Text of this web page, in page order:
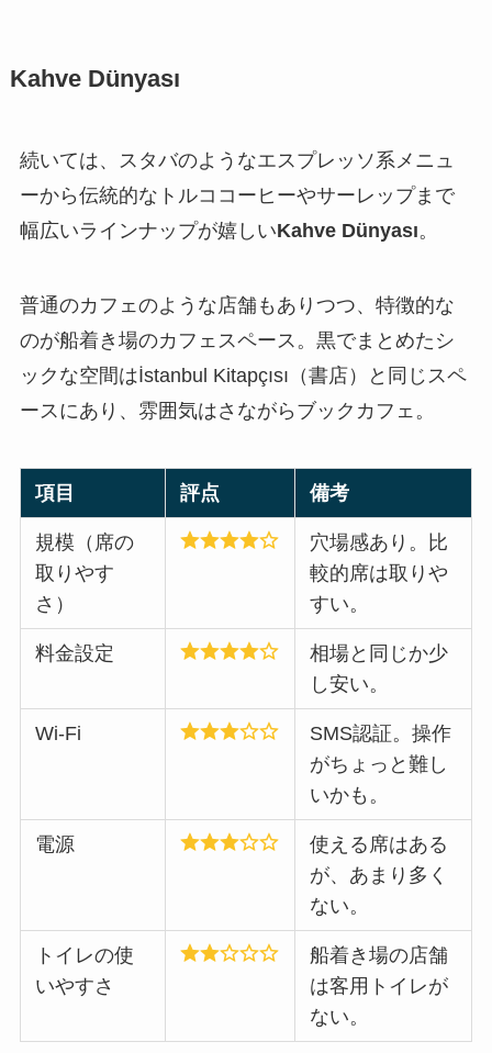
Kahve Dünyası
続いては、スタバのようなエスプレッソ系メニュ
ーから伝統的なトルココーヒーやサーレップまで
幅広いラインナップが嬉しいKahve Dünyası。
普通のカフェのような店舗もありつつ、特徴的な
のが船着き場のカフェスペース。黒でまとめたシ
ックな空間はİstanbul Kitapçısı（書店）と同じスペ
ースにあり、雰囲気はさながらブックカフェ。
項目 評点 備考
規模（席の
取りやす
さ）
穴場感あり。比
較的席は取りや
すい。
料金設定
相場と同じか少
し安い。
Wi-Fi
SMS認証。操作
がちょっと難し
いかも。
電源
使える席はある
が、あまり多く
ない。
トイレの使
いやすさ
船着き場の店舗
は客用トイレが
ない。